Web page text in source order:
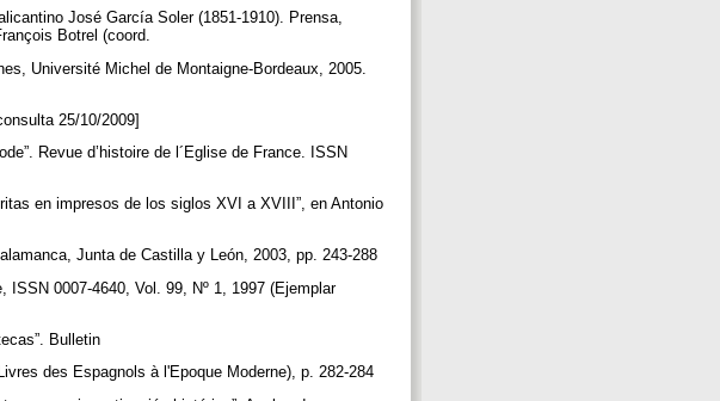
José García Soler (1851-1910). Prensa,
Botrel (coord.
Université Michel de Montaigne-Bordeaux, 2005.
25/10/2009]
Revue d’histoire de l´Eglise de France. ISSN
en impresos de los siglos XVI a XVIII”, en Antonio
Junta de Castilla y León, 2003, pp. 243-288
0007-4640, Vol. 99, Nº 1, 1997 (Ejemplar
Bulletin
des Espagnols à l'Epoque Moderne), p. 282-284